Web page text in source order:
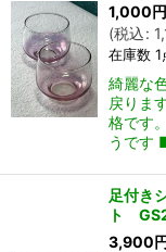
1,000円
(税込:
在庫数 1
綺麗な
戻りま
格です
うです
足付き
ト
3,900